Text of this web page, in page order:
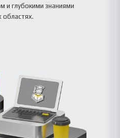
и глубокими знаниями
областях.